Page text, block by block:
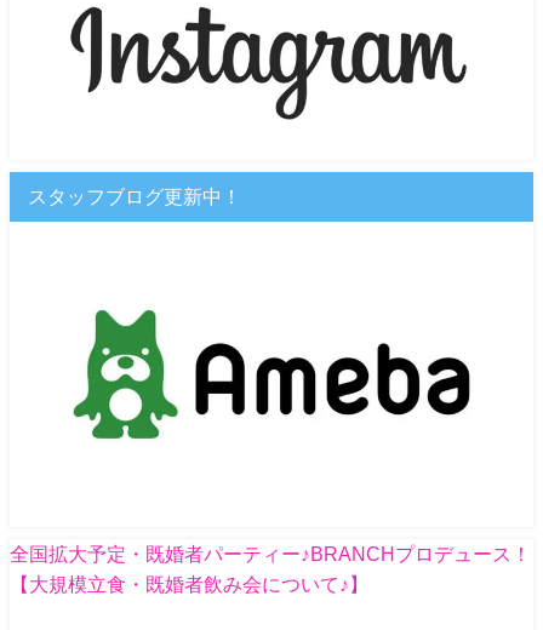
スタッフブログ更新中！
全国拡大予定・既婚者パーティー♪BRANCHプロデュース！
【大規模立食・既婚者飲み会について♪】